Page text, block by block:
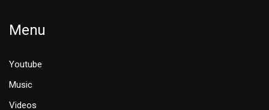
Menu
Youtube
Music
Videos